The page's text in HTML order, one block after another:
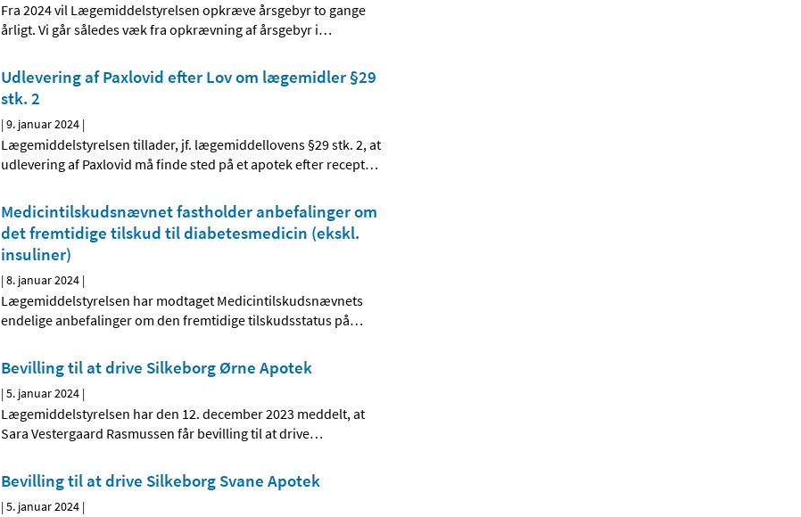
Fra 2024 vil Lægemiddelstyrelsen opkræve årsgebyr to gange
årligt. Vi går således væk fra opkrævning af årsgebyr i…
Udlevering af Paxlovid efter Lov om lægemidler §29
stk. 2
|9. januar 2024 |
Lægemiddelstyrelsen tillader, jf. lægemiddellovens §29 stk. 2, at
udlevering af Paxlovid må finde sted på et apotek efter recept…
Medicintilskudsnævnet fastholder anbefalinger om
det fremtidige tilskud til diabetesmedicin (ekskl.
insuliner)
|8. januar 2024 |
Lægemiddelstyrelsen har modtaget Medicintilskudsnævnets
endelige anbefalinger om den fremtidige tilskudsstatus på…
Bevilling til at drive Silkeborg Ørne Apotek
|5. januar 2024 |
Lægemiddelstyrelsen har den 12. december 2023 meddelt, at
Sara Vestergaard Rasmussen får bevilling til at drive…
Bevilling til at drive Silkeborg Svane Apotek
|5. januar 2024 |